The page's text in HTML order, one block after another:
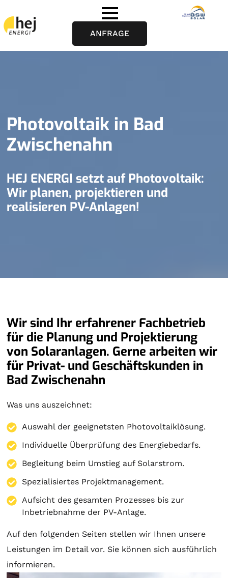
ANFRAGE
Photovoltaik in Bad
Zwischenahn
HEJ ENERGI setzt auf Photovoltaik:
Wir planen, projektieren und
realisieren PV-Anlagen!
Wir sind Ihr erfahrener Fachbetrieb
für die Planung und Projektierung
von Solaranlagen. Gerne arbeiten wir
für Privat- und Geschäftskunden in
Bad Zwischenahn
Was uns auszeichnet:
Auswahl der geeignetsten Photovoltaiklösung.
Individuelle Überprüfung des Energiebedarfs.
Begleitung beim Umstieg auf Solarstrom.
Spezialisiertes Projektmanagement.
Aufsicht des gesamten Prozesses bis zur
Inbetriebnahme der PV-Anlage.
Auf den folgenden Seiten stellen wir Ihnen unsere
Leistungen im Detail vor. Sie können sich ausführlich
informieren.